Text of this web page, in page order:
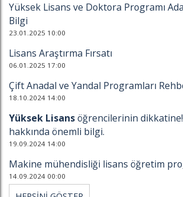
Yüksek Lisans ve Doktora Programı
Bilgi
23.01.2025 10:00
Lisans Araştırma Fırsatı
06.01.2025 17:00
Çift Anadal ve Yandal Programları
18.10.2024 14:00
Yüksek Lisansöğrencilerinin dikkatine!
hakkında önemli bilgi.
19.09.2024 14:00
Makine mühendisliği lisans öğretim
14.09.2024 00:00